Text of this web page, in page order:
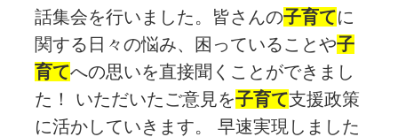
話集会を行いました。皆さんの子育てに
関する日々の悩み、困っていることや子
育てへの思いを直接聞くことができまし
た！ いただいたご意見を子育て支援政策
に活かしていきます。 早速実現しました